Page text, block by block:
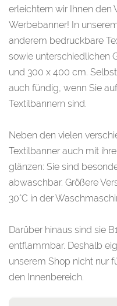
erleichtern wir Ihnen den
Werbebanner! In
anderem bedruckbare
sowie unterschiedlichen
und 300 x 400 cm.
auch fündig, wenn Sie
Textilbannern sind.
Neben den vielen
Textilbanner auch mit
glänzen: Sie sind
abwaschbar. Größere
30°C in der
Darüber hinaus sind sie
entflammbar. Deshalb
unserem Shop nicht nur
den Innenbereich.